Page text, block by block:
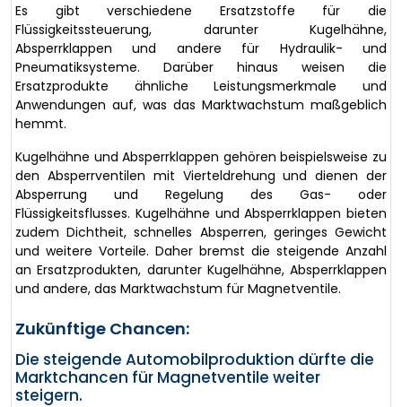
Es gibt verschiedene Ersatzstoffe für die
Flüssigkeitssteuerung, darunter Kugelhähne,
Absperrklappen und andere für Hydraulik- und
Pneumatiksysteme. Darüber hinaus weisen die
Ersatzprodukte ähnliche Leistungsmerkmale und
Anwendungen auf, was das Marktwachstum maßgeblich
hemmt.
Kugelhähne und Absperrklappen gehören beispielsweise zu
den Absperrventilen mit Vierteldrehung und dienen der
Absperrung und Regelung des Gas- oder
Flüssigkeitsflusses. Kugelhähne und Absperrklappen bieten
zudem Dichtheit, schnelles Absperren, geringes Gewicht
und weitere Vorteile. Daher bremst die steigende Anzahl
an Ersatzprodukten, darunter Kugelhähne, Absperrklappen
und andere, das Marktwachstum für Magnetventile.
Zukünftige Chancen:
Die steigende Automobilproduktion dürfte die
Marktchancen für Magnetventile weiter
steigern.